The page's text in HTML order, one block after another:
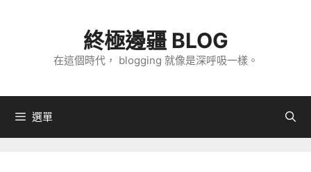
內
終極邊疆 BLOG
在這個時代， blogging 就像是深呼吸一樣。
選單